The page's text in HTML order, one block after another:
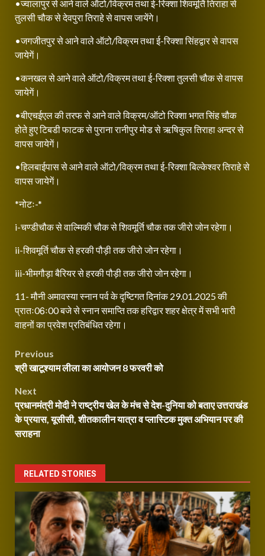
•ज्वालापुर से आने वाले ऑटो/विक्रम तथा ई-रिक्शा शिवमूर्ति तिराहा से
तुलसी चौक से देवपुरा तिराहे से वापस जायेंगे।
•जगजीतपुर से आने वाले ऑटो/विक्रम तथा ई-रिक्शा सिंहद्वार से वापस
जायेगें।
•कनखल से आने वाले ऑटो/विक्रम तथा ई-रिक्शा तुलसी चौक से वापस
जायेगें।
•बीएचईएल की तरफ से आने वाले विक्रम/ऑटो रिक्शा भगत सिंह चौक
होते हुए टिबडी फाटक से पुराना रानीपुर मोड से ऋषिकुल तिराहा अन्दर से
वापस जायेगें।
•हिलबाईपास से आने वाले ऑटो/विक्रम तथा ई-रिक्शा बिल्केश्वर तिराहे से
वापस जायेगें।
*नोटः-*
i-चण्डीचौक से वाल्मिकी चौक से शिवमूर्ति चौक तक जीरो जोन रहेगा।
ii-शिवमूर्ति चौक से हरकी पौड़ी तक जीरो जोन रहेगा।
iii-भीमगौड़ा बैरियर से हरकी पौड़ी तक जीरो जोन रहेगा।
11- मौनी अमावस्या स्नान पर्व के दृष्टिगत दिनांक 29.01.2025 की
प्रातः06ः00 बजे से स्नान समाप्ति तक हरिद्वार शहर क्षेत्र में सभी भारी
वाहनों का प्रवेश प्रतिबंधित रहेगा।
Post
navigation
Previous
श्री खाटूश्याम लीला का आयोजन 8 फरवरी को
Next
प्रधानमंत्री मोदी ने राष्ट्रीय खेल के मंच से देश-दुनिया को बताए उत्तराखंड
के प्रयास, यूसीसी, शीतकालीन यात्रा व प्लास्टिक मुक्त अभियान पर की
सराहना
RELATED STORIES